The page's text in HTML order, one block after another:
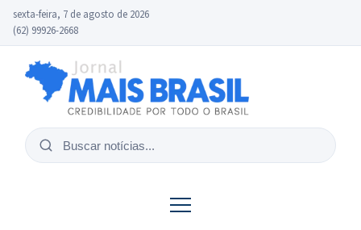
sexta-feira, 7 de agosto de 2026
(62) 99926-2668
Buscar